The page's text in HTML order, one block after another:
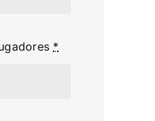
*